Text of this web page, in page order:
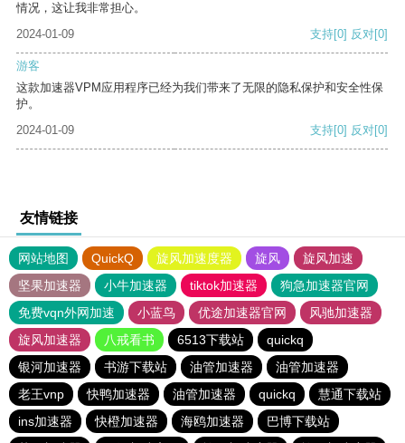
情况，这让我非常担心。
2024-01-09
支持[0] 反对[0]
游客
这款加速器VPM应用程序已经为我们带来了无限的隐私保护和安全性保
护。
2024-01-09
支持[0] 反对[0]
友情链接
网站地图 QuickQ 旋风加速度器 旋风
旋风加速
坚果加速器
小牛加速器 tiktok加速器
狗急加速器官网
免费vqn外网加速
小蓝鸟 优途加速器官网
风驰加速器
旋风加速器
八戒看书 6513下载站
quickq
银河加速器
书游下载站 油管加速器
油管加速器
老王vnp
快鸭加速器 油管加速器 quickq
慧通下载站
ins加速器
快橙加速器 海鸥加速器
巴博下载站